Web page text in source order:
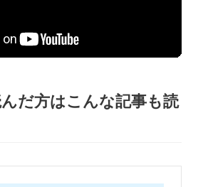
だ方はこんな記事も読